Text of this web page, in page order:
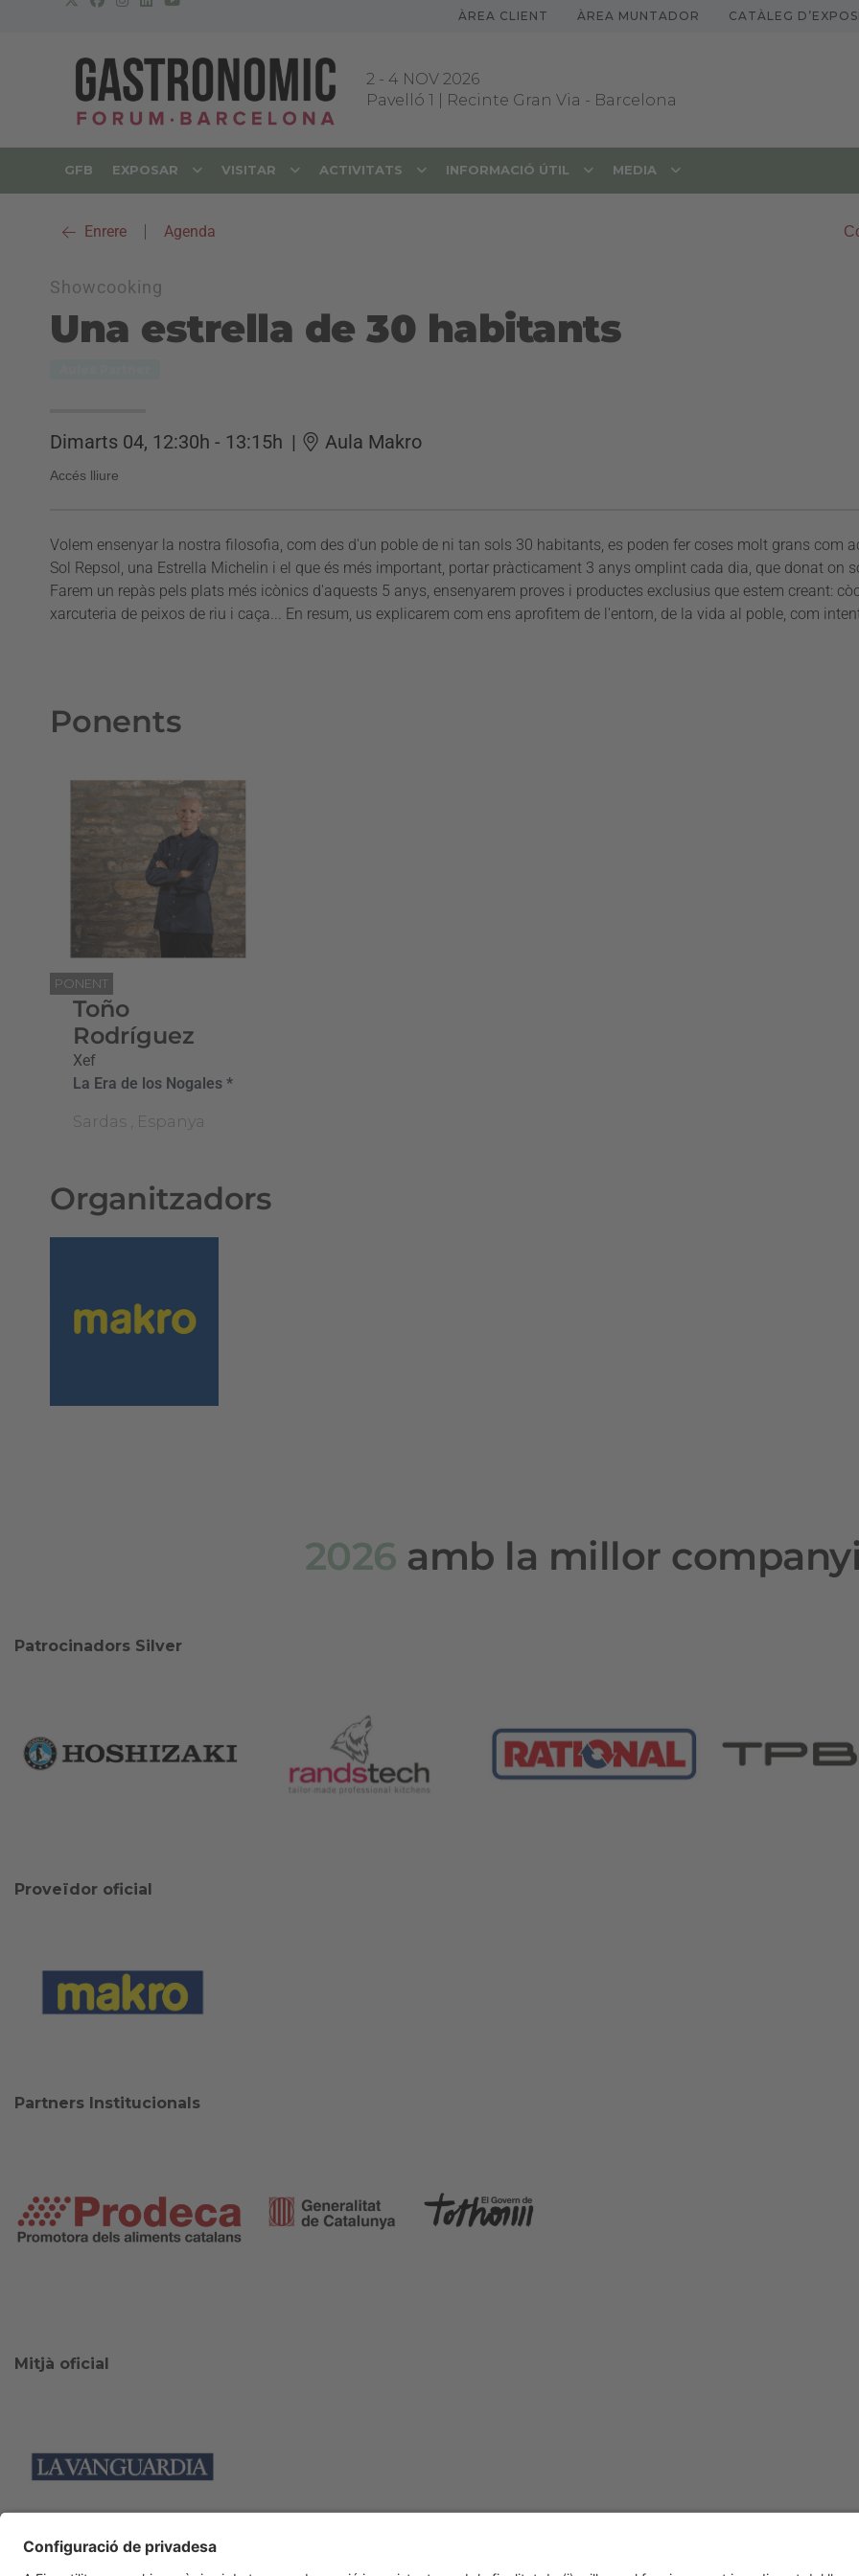
ÀREA CLIENT ÀREA MUNTADOR CATÀLEG
2 - 4 NOV 2026
Pavelló 1 | Recinte Gran Via - Barcelona
GFB EXPOSAR VISITAR ACTIVITATS INFORMACIÓ ÚTIL MEDIA
Enrere Agenda
Showcooking
Una estrella de 30 habitants
Dimarts 04, 12:30h - 13:15h | Aula Makro
Accés lliure
Volem ensenyar la nostra filosofia, com des d'un poble de ni tan sols 30 habitants, es poden fer coses molt grans com
Sol Repsol, una Estrella Michelin i el que és més important, portar pràcticament 3 anys omplint cada dia, que donat on
Farem un repàs pels plats més icònics d'aquests 5 anys, ensenyarem proves i productes exclusius que estem creant:
xarcuteria de peixos de riu i caça... En resum, us explicarem com ens aprofitem de l'entorn, de la vida al poble, com
Ponents
PONENT
Toño
Rodríguez
Xef
La Era de los Nogales *
Sardas , Espanya
Organitzadors
2026 amb la millor
Patrocinadors Silver
Proveïdor oficial
Partners Institucionals
Mitjà oficial